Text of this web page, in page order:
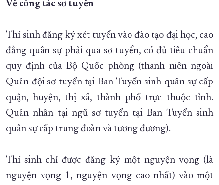
ĐẠI HỘI ĐẢNG CÁC CẤP TRANG CHỦ
Về công tác sơ tuyển
Thí sinh đăng ký xét tuyển vào đào tạo đại học, cao
đẳng quân sự phải qua sơ tuyển, có đủ tiêu chuẩn
quy định của Bộ Quốc phòng (thanh niên ngoài
Quân đội sơ tuyển tại Ban Tuyển sinh quân sự cấp
quận, huyện, thị xã, thành phố trực thuộc tỉnh.
Quân nhân tại ngũ sơ tuyển tại Ban Tuyển sinh
quân sự cấp trung đoàn và tương đương).
Thí sinh chỉ được đăng ký một nguyện vọng (là
nguyện vọng 1, nguyện vọng cao nhất) vào một